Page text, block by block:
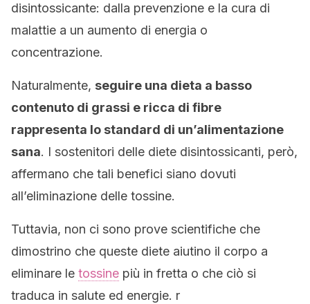
disintossicante: dalla prevenzione e la cura di
malattie a un aumento di energia o
concentrazione.
Naturalmente, seguire una dieta a basso
contenuto di grassi e ricca di fibre
rappresenta lo standard di un’alimentazione
sana. I sostenitori delle diete disintossicanti, però,
affermano che tali benefici siano dovuti
all’eliminazione delle tossine.
Tuttavia, non ci sono prove scientifiche che
dimostrino che queste diete aiutino il corpo a
eliminare le tossine più in fretta o che ciò si
traduca in salute ed energie. r